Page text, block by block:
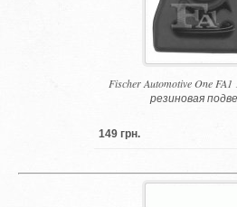
Fischer Automotive One
резиновая
149 грн.